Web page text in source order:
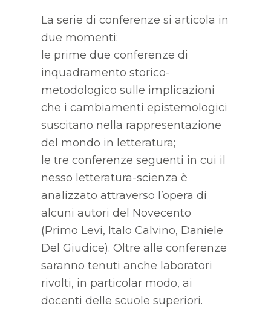
La serie di conferenze si articola in
due momenti:
le prime due conferenze di
inquadramento storico-
metodologico sulle implicazioni
che i cambiamenti epistemologici
suscitano nella rappresentazione
del mondo in letteratura;
le tre conferenze seguenti in cui il
nesso letteratura-scienza è
analizzato attraverso l’opera di
alcuni autori del Novecento
(Primo Levi, Italo Calvino, Daniele
Del Giudice). Oltre alle conferenze
saranno tenuti anche laboratori
rivolti, in particolar modo, ai
docenti delle scuole superiori.